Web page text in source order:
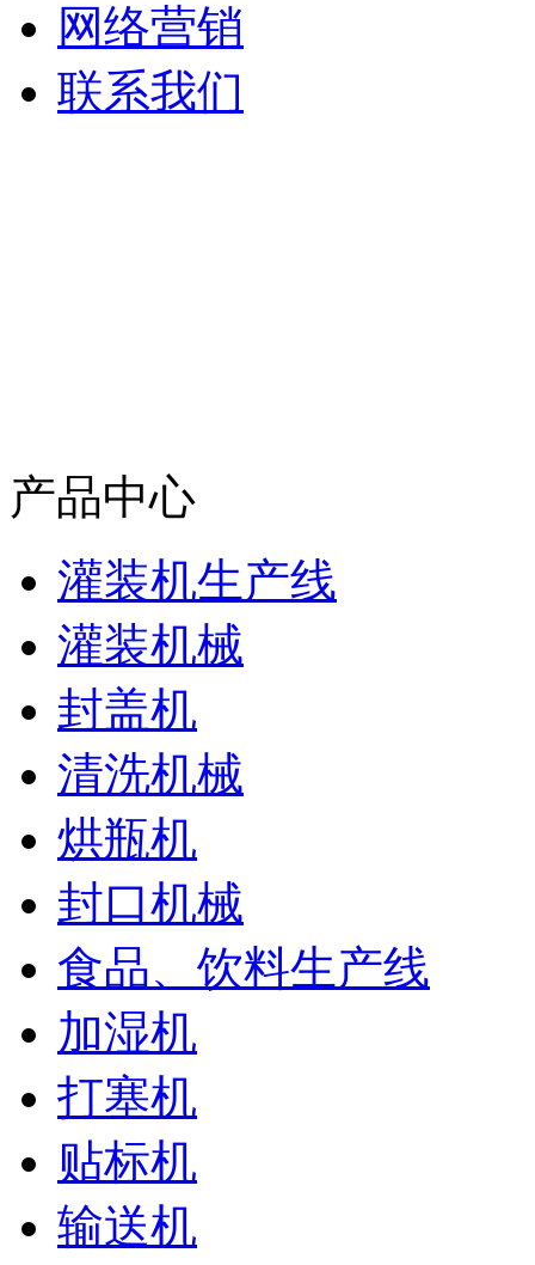
网络营销
联系我们
产品中心
灌装机生产线
灌装机械
封盖机
清洗机械
烘瓶机
封口机械
食品、饮料生产线
加湿机
打塞机
贴标机
输送机